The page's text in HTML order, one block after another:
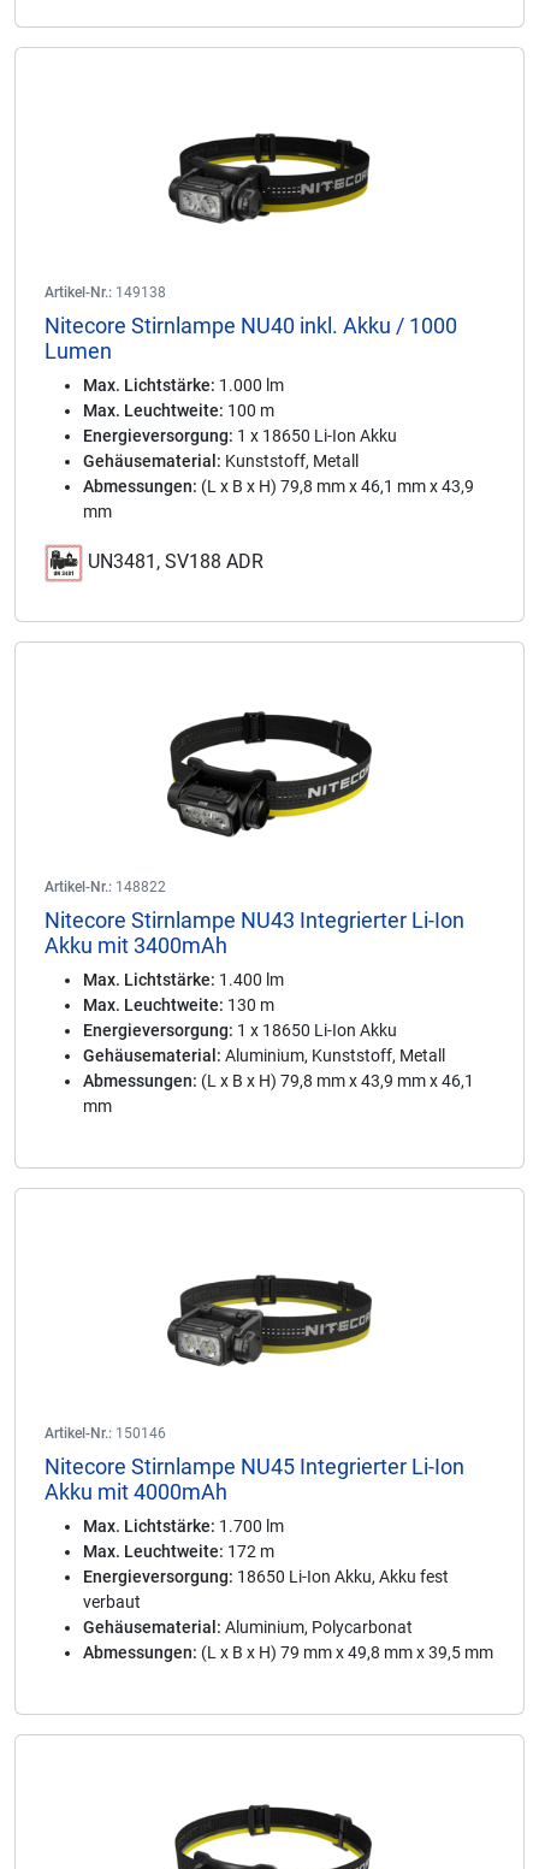
Artikel-Nr.: 149138
Nitecore Stirnlampe NU40 inkl. Akku / 1000
Lumen
Max. Lichtstärke: 1.000 lm
Max. Leuchtweite: 100 m
Energieversorgung: 1 x 18650 Li-Ion Akku
Gehäusematerial: Kunststoff, Metall
Abmessungen: (L x B x H) 79,8 mm x 46,1 mm x 43,9
mm
UN3481, SV188 ADR
Artikel-Nr.: 148822
Nitecore Stirnlampe NU43 Integrierter Li-Ion
Akku mit 3400mAh
Max. Lichtstärke: 1.400 lm
Max. Leuchtweite: 130 m
Energieversorgung: 1 x 18650 Li-Ion Akku
Gehäusematerial: Aluminium, Kunststoff, Metall
Abmessungen: (L x B x H) 79,8 mm x 43,9 mm x 46,1
mm
Artikel-Nr.: 150146
Nitecore Stirnlampe NU45 Integrierter Li-Ion
Akku mit 4000mAh
Max. Lichtstärke: 1.700 lm
Max. Leuchtweite: 172 m
Energieversorgung: 18650 Li-Ion Akku, Akku fest
verbaut
Gehäusematerial: Aluminium, Polycarbonat
Abmessungen: (L x B x H) 79 mm x 49,8 mm x 39,5 mm